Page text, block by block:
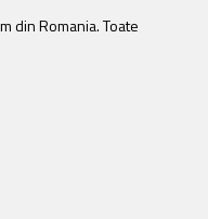
din Romania. Toate